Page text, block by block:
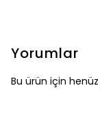
Yorumlar
Bu ürün için